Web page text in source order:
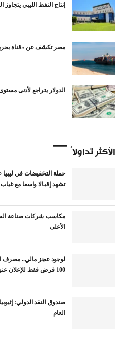
إنتاج النفط الليبي يتجاوز
مصر تكشف عن «قناة
الدولار يتراجع لأدنى مستوى في
الأكثر تداولاً
حملة التخفيضات في ليبيا
تشهد إقبالا واسعا مع
مكاسب شركات صناعة
الأعلى
لوجود عجز مالي.. مصرف
100 قرض فقط للإعلان عنهم قريبا
صندوق النقد الدولي:
العام